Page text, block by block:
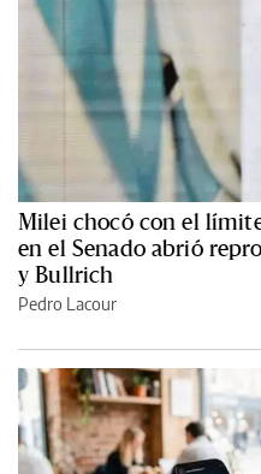
Milei chocó con el
en el Senado abrió
y Bullrich
Pedro Lacour